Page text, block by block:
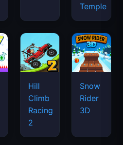
Temple
Hill
Climb
Racing
2
Snow
Rider
3D